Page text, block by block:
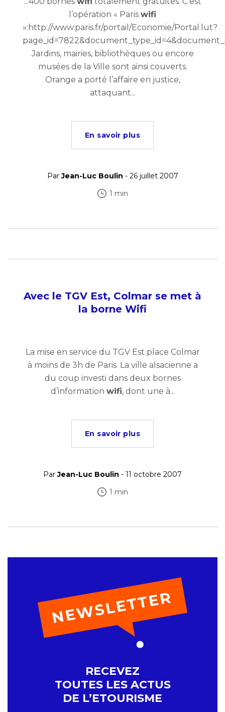
l’opération « Paris wifi
»:http://www.paris.fr/portail/Economie/Portal.lut?
Jardins, mairies, bibliothèques ou encore
musées de la Ville sont ainsi couverts.
Orange a porté l’affaire en justice,
attaquant...
En savoir plus
ParJean-Luc Boulin - 26 juillet 2007
1 min
Avec le TGV Est, Colmar se met à
la borne Wifi
La mise en service du TGV Est place Colmar
à moins de 3h de Paris. La ville alsacienne a
du coup investi dans deux bornes
d’information wifi, dont une à...
En savoir plus
ParJean-Luc Boulin - 11 octobre 2007
1 min
RECEVEZ
TOUTES LES ACTUS
DE L’ETOURISME